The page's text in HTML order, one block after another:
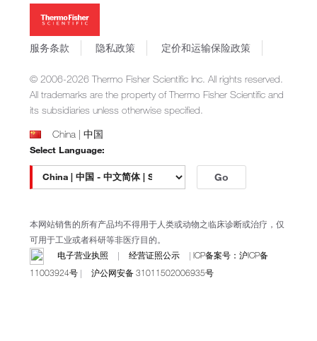
新闻
社会责任
商标
Applied Biosystems
Invitrogen
Gibco
Unity Lab Services
Patheon
PPD
服务条款 隐私政策 定价和运输保险政策
© 2006-2026 Thermo Fisher Scientific Inc. All rights reserved.
All trademarks are the property of Thermo Fisher Scientific and
its subsidiaries unless otherwise specified.
China | 中国
Select Language:
Go
本网站销售的所有产品均不得用于人类或动物之临床诊断或治疗，仅
可用于工业或者科研等非医疗目的。
电子营业执照
| 经营证照公示 | ICP备案号：沪ICP备
11003924号 | 沪公网安备 31011502006935号